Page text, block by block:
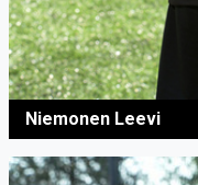
Niemonen Leevi